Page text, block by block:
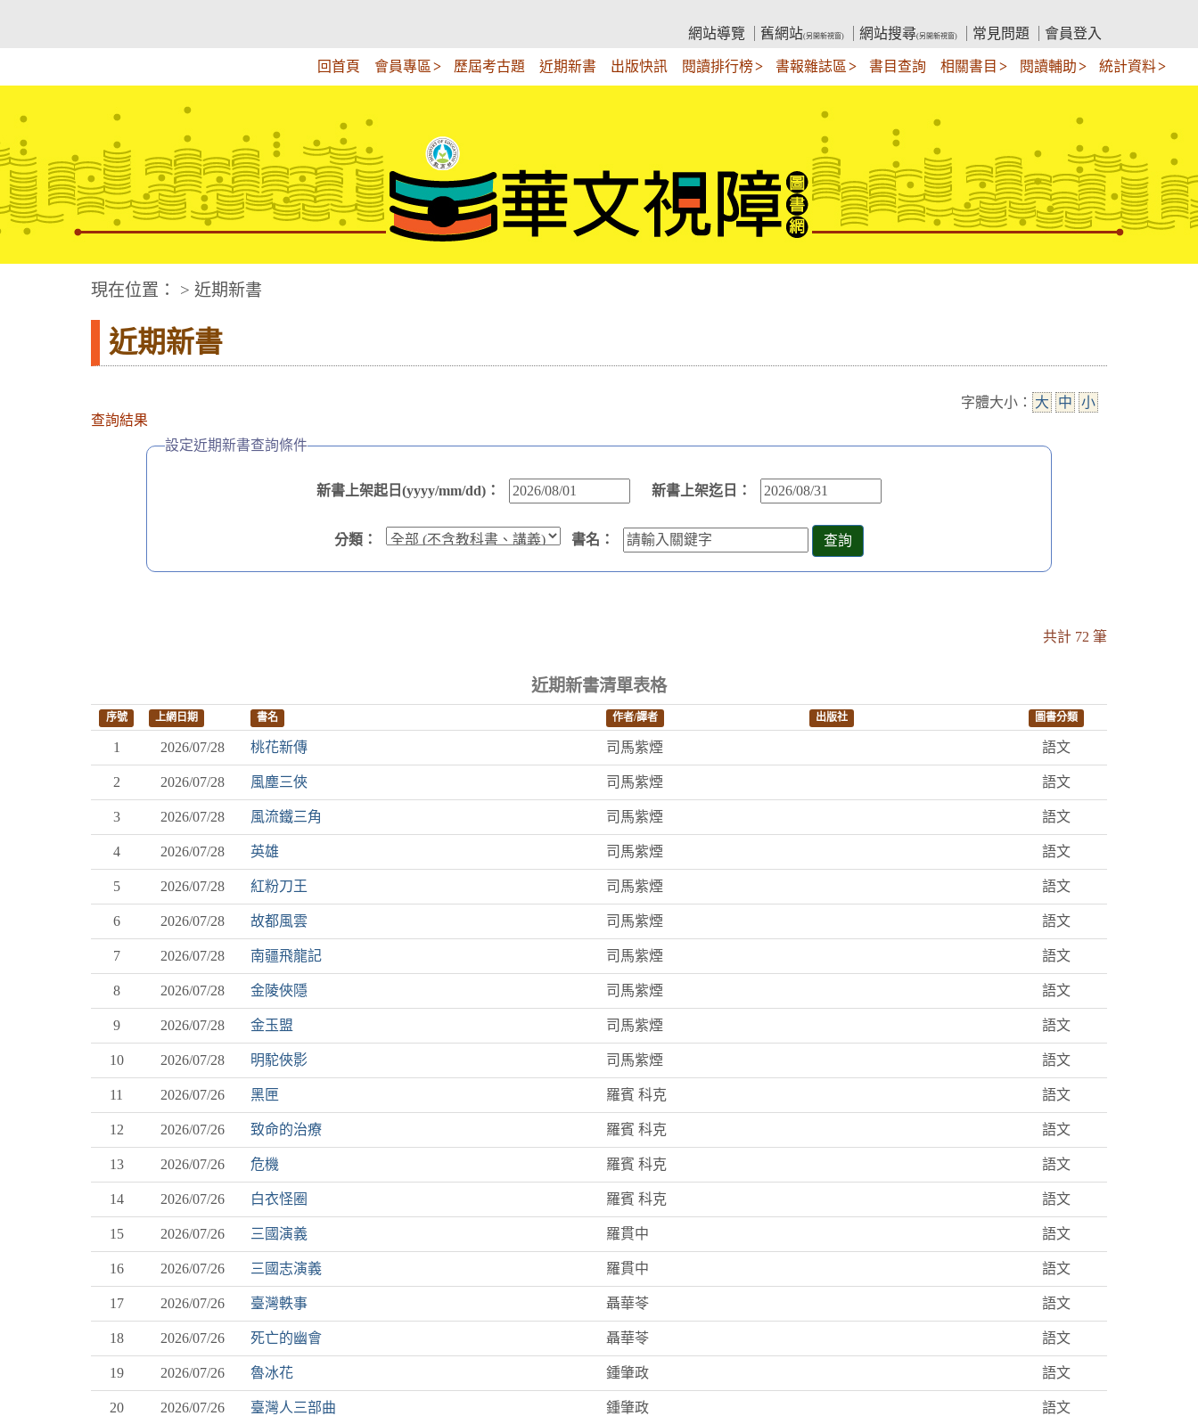
內
網站導覽
舊網站(另開新視窗) 網站搜尋(另開新視窗) 常見問題 會員登入
回首頁 會員專區 歷屆考古題 近期新書 出版快訊 閱讀排行榜 書報雜誌區 書目查詢 相關書目 閱讀輔助 統計資料
華文視障電子圖書網
現在位置： > 近期新書
近期新書
查詢結果
字體大小： 大 中 小
設定近期新書查詢條件
新書上架起日(yyyy/mm/dd)： 新書上架迄日：
分類： 書名：
共計 72 筆
近期新書清單表格
序號 上網日期 書名 作者/譯者 出版社 圖書分類
1 2026/07/28 桃花新傳 司馬紫煙 語文
2 2026/07/28 風塵三俠 司馬紫煙 語文
3 2026/07/28 風流鐵三角 司馬紫煙 語文
4 2026/07/28 英雄 司馬紫煙 語文
5 2026/07/28 紅粉刀王 司馬紫煙 語文
6 2026/07/28 故都風雲 司馬紫煙 語文
7 2026/07/28 南疆飛龍記 司馬紫煙 語文
8 2026/07/28 金陵俠隱 司馬紫煙 語文
9 2026/07/28 金玉盟 司馬紫煙 語文
10 2026/07/28 明駝俠影 司馬紫煙 語文
11 2026/07/26 黑匣 羅賓 科克 語文
12 2026/07/26 致命的治療 羅賓 科克 語文
13 2026/07/26 危機 羅賓 科克 語文
14 2026/07/26 白衣怪圈 羅賓 科克 語文
15 2026/07/26 三國演義 羅貫中 語文
16 2026/07/26 三國志演義 羅貫中 語文
17 2026/07/26 臺灣軼事 聶華苓 語文
18 2026/07/26 死亡的幽會 聶華苓 語文
19 2026/07/26 魯冰花 鍾肇政 語文
20 2026/07/26 臺灣人三部曲 鍾肇政 語文